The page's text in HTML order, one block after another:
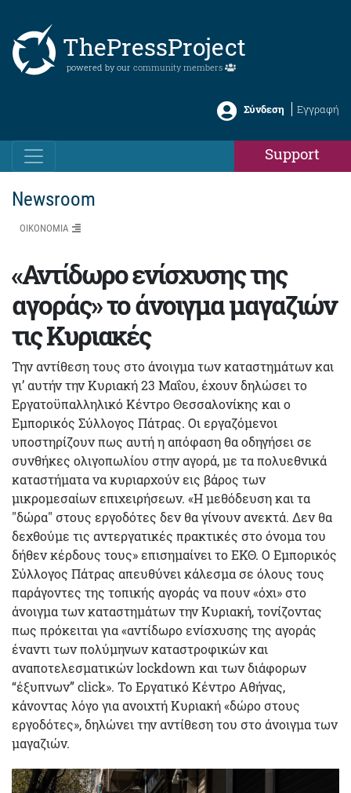
ThePressProject
powered by our community members
Σύνδεση Εγγραφή
Support
Newsroom
ΟΙΚΟΝΟΜΙΑ
«Αντίδωρο ενίσχυσης της
αγοράς» το άνοιγμα μαγαζιών
τις Κυριακές
Την αντίθεση τους στο άνοιγμα των καταστημάτων και
γι’ αυτήν την Κυριακή 23 Μαΐου, έχουν δηλώσει το
Εργατοϋπαλληλικό Κέντρο Θεσσαλονίκης και ο
Εμπορικός Σύλλογος Πάτρας. Οι εργαζόμενοι
υποστηρίζουν πως αυτή η απόφαση θα οδηγήσει σε
συνθήκες ολιγοπωλίου στην αγορά, με τα πολυεθνικά
καταστήματα να κυριαρχούν εις βάρος των
μικρομεσαίων επιχειρήσεων. «Η μεθόδευση και τα
"δώρα" στους εργοδότες δεν θα γίνουν ανεκτά. Δεν θα
δεχθούμε τις αντεργατικές πρακτικές στο όνομα του
δήθεν κέρδους τους» επισημαίνει το ΕΚΘ. Ο Εμπορικός
Σύλλογος Πάτρας απευθύνει κάλεσμα σε όλους τους
παράγοντες της τοπικής αγοράς να πουν «όχι» στο
άνοιγμα των καταστημάτων την Κυριακή, τονίζοντας
πως πρόκειται για «αντίδωρο ενίσχυσης της αγοράς
έναντι των πολύμηνων καταστροφικών και
αναποτελεσματικών lockdown και των διάφορων
“έξυπνων” click». Το Εργατικό Κέντρο Αθήνας,
κάνοντας λόγο για ανοιχτή Κυριακή «δώρο στους
εργοδότες», δηλώνει την αντίθεση του στο άνοιγμα των
μαγαζιών.